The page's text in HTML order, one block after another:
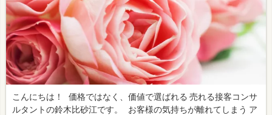
こんにちは！ 価格ではなく、価値で選ばれる 売れる接客コンサ
ルタントの鈴木比砂江です。 お客様の気持ちが離れてしまう ア